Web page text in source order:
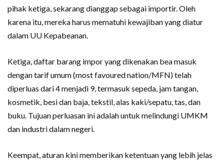
pihak ketiga, sekarang dianggap sebagai importir. Oleh
karena itu, mereka harus mematuhi kewajiban yang diatur
dalam UU Kepabeanan.
Ketiga, daftar barang impor yang dikenakan bea masuk
dengan tarif umum (most favoured nation/MFN) telah
diperluas dari 4 menjadi 9, termasuk sepeda, jam tangan,
kosmetik, besi dan baja, tekstil, alas kaki/sepatu, tas, dan
buku. Tujuan perluasan ini adalah untuk melindungi UMKM
dan industri dalam negeri.
Keempat, aturan kini memberikan ketentuan yang lebih jelas